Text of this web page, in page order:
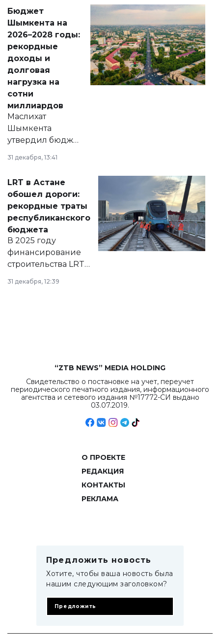
народу
Венесуэлы.
Бюджет
Шымкента на
2026–2028 годы:
рекордные
доходы и
долговая
нагрузка на
сотни
миллиардов
Маслихат
Шымкента
утвердил бюджет
города на 2026–
2028 годы.
документ
появился в базе
нормативных
правовых актов и
на сайте маслихат
города.
31 декабря, 13:41
LRT в Астане
обошел дороги:
рекордные траты
республиканского
бюджета
В 2025 году
финансирование
строительства LRT
в Астане из
республиканского
31 декабря, 12:39
“ZTB NEWS” MEDIA HOLDING
Свидетельство о постановке на учет, переучет
периодического печатного издания, информационного
агентства и сетевого издания №17772-СИ выдано
03.07.2019.
О ПРОЕКТЕ
РЕДАКЦИЯ
КОНТАКТЫ
РЕКЛАМА
Предложить новость
Хотите, чтобы ваша новость была
нашим следующим заголовком?
Предложить